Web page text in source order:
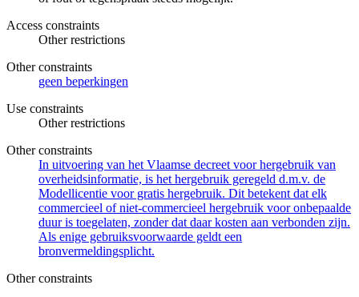
Access constraints
Other restrictions
Other constraints
geen beperkingen
Use constraints
Other restrictions
Other constraints
In uitvoering van het Vlaamse decreet voor hergebruik van
overheidsinformatie, is het hergebruik geregeld d.m.v. de
Modellicentie voor gratis hergebruik. Dit betekent dat elk
commercieel of niet-commercieel hergebruik voor onbepaalde
duur is toegelaten, zonder dat daar kosten aan verbonden zijn.
Als enige gebruiksvoorwaarde geldt een
bronvermeldingsplicht.
Other constraints